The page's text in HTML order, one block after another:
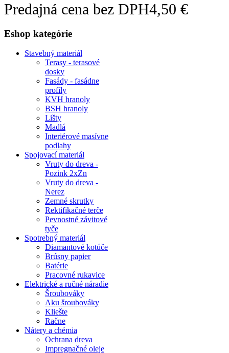
Predajná cena bez DPH4,50 €
Eshop kategórie
Stavebný materiál
Terasy - terasové
dosky
Fasády - fasádne
profily
KVH hranoly
BSH hranoly
Lišty
Madlá
Interiérové masívne
podlahy
Spojovací materiál
Vruty do dreva -
Pozink 2xZn
Vruty do dreva -
Nerez
Zemné skrutky
Rektifikačné terče
Pevnostné závitové
tyče
Spotrebný materiál
Diamantové kotúče
Brúsny papier
Batérie
Pracovné rukavice
Elektrické a ručné náradie
Šroubováky
Aku šroubováky
Kliešte
Račne
Nátery a chémia
Ochrana dreva
Impregnačné oleje